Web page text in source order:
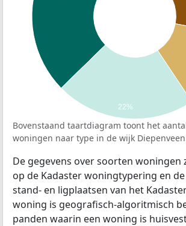
22%
Bovenstaand taartdiagram toont het
woningen naar type in de wijk
De gegevens over soorten woningen
op de Kadaster woningtypering en
stand- en ligplaatsen van het
woning is geografisch-algoritmisch
panden waarin een woning is